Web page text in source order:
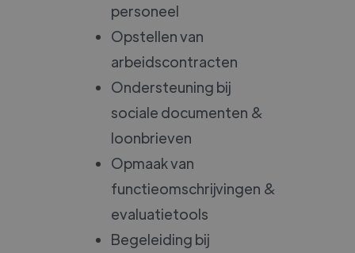
personeel
Opstellen van
arbeidscontracten
Ondersteuning bij
sociale documenten &
loonbrieven
Opmaak van
functieomschrijvingen &
evaluatietools
Begeleiding bij